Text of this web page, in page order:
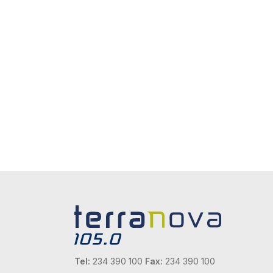
Tel: 234 390 100 Fax: 234 390 100